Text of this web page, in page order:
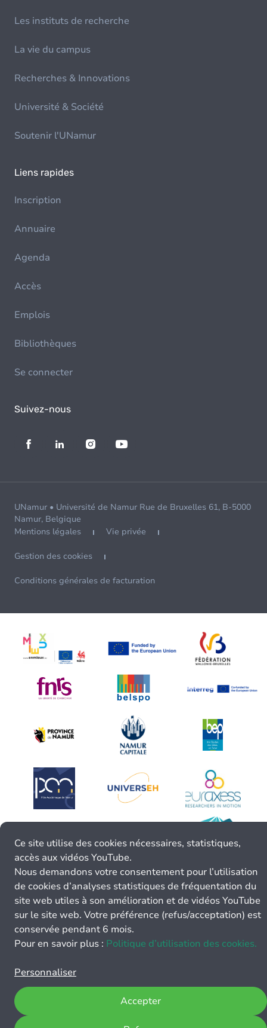
Les instituts de recherche
La vie du campus
Recherches & Innovations
Université & Société
Soutenir l'UNamur
Liens rapides
Inscription
Annuaire
Agenda
Accès
Emplois
Bibliothèques
Se connecter
Suivez-nous
UNamur • Université de Namur Rue de Bruxelles 61, B-5000
Namur, Belgique
Mentions légales
Vie privée
Gestion des cookies
Conditions générales de facturation
Ce site utilise des cookies nécessaires, statistiques,
accès aux vidéos YouTube.
Nous demandons votre consentement pour l’utilisation
de cookies d’analyses statistiques de fréquentation du
site web utiles à son amélioration et de vidéos YouTube
sur le site web. Votre préférence (refus/acceptation) est
conservée pendant 6 mois.
Pour en savoir plus : Politique d’utilisation des cookies.
Personnaliser
Accepter